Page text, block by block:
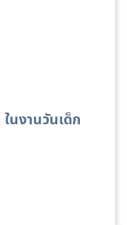
นงานวันเด็ก